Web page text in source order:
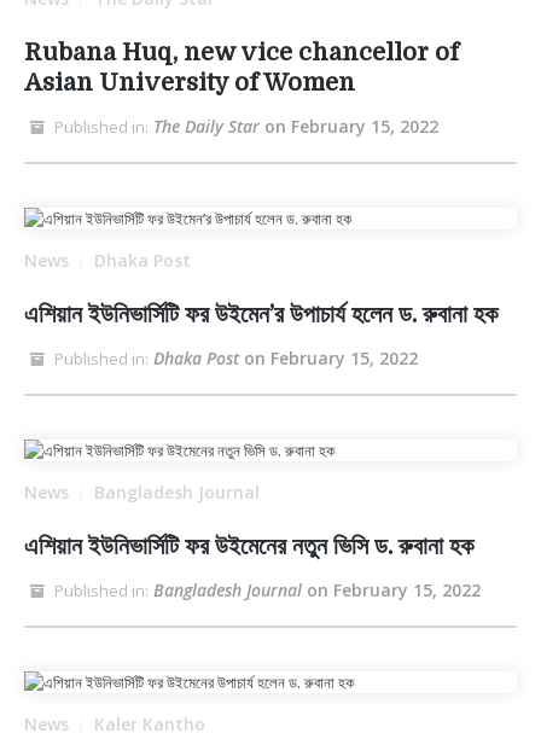
Rubana Huq, new vice chancellor of
Asian University of Women
Published in: The Daily Star on February 15, 2022
News Dhaka Post
এশিয়ান ইউনিভার্সিটি ফর উইমেন’র উপাচার্য হলেন ড. রুবানা হক
Published in: Dhaka Poston February 15, 2022
News Bangladesh Journal
এশিয়ান ইউনিভার্সিটি ফর উইমেনের নতুন ভিসি ড. রুবানা হক
Published in: Bangladesh Journal on February 15, 2022
News Kaler Kantho